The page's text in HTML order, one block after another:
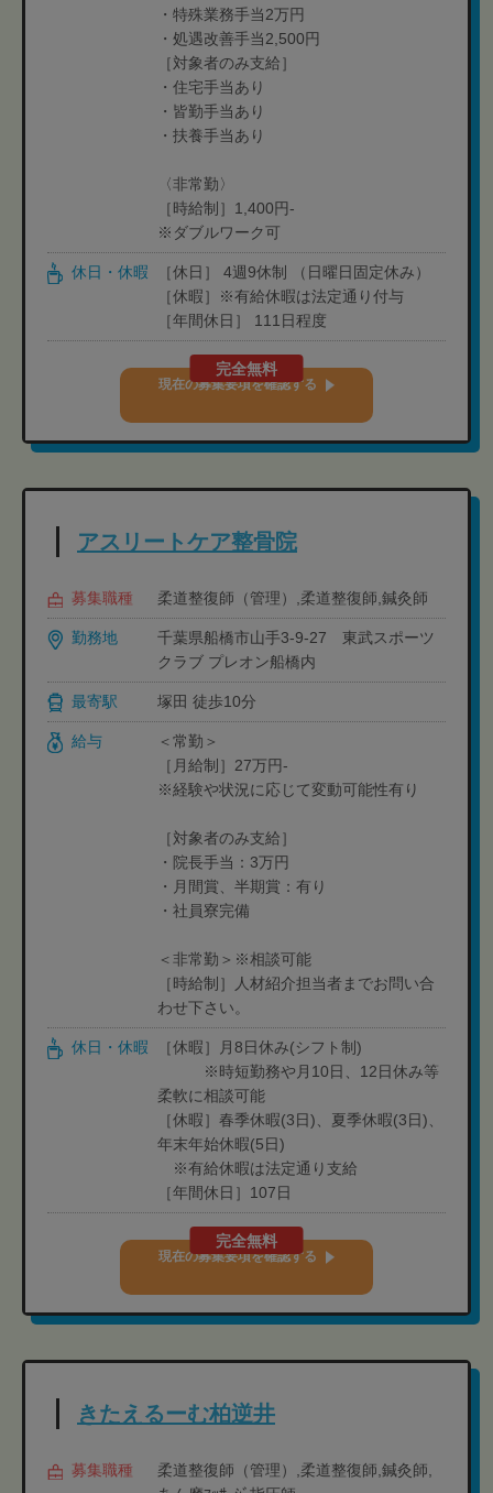
・特殊業務手当2万円
・処遇改善手当2,500円
［対象者のみ支給］
・住宅手当あり
・皆勤手当あり
・扶養手当あり
〈非常勤〉
［時給制］1,400円-
※ダブルワーク可
休日・休暇
［休日］ 4週9休制 （日曜日固定休み）
［休暇］※有給休暇は法定通り付与
［年間休日］ 111日程度
完全無料
現在の募集要項を確認する
アスリートケア整骨院
募集職種 柔道整復師（管理）,柔道整復師,鍼灸師
勤務地
千葉県船橋市山手3-9-27 東武スポーツ
クラブ プレオン船橋内
最寄駅 塚田 徒歩10分
給与
＜常勤＞
［月給制］27万円‐
※経験や状況に応じて変動可能性有り
［対象者のみ支給］
・院長手当：3万円
・月間賞、半期賞：有り
・社員寮完備
＜非常勤＞※相談可能
［時給制］人材紹介担当者までお問い合
わせ下さい。
休日・休暇
［休暇］月8日休み(シフト制)
※時短勤務や月10日、12日休み等
柔軟に相談可能
［休暇］春季休暇(3日)、夏季休暇(3日)、
年末年始休暇(5日)
※有給休暇は法定通り支給
［年間休日］107日
完全無料
現在の募集要項を確認する
きたえるーむ柏逆井
募集職種
柔道整復師（管理）,柔道整復師,鍼灸師,